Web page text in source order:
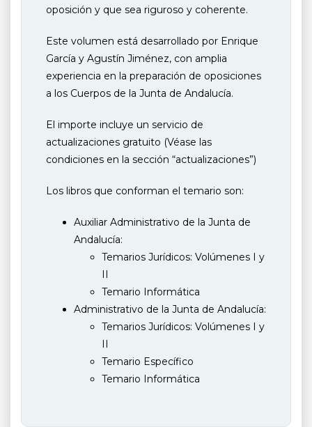
oposición y que sea riguroso y coherente.
Este volumen está desarrollado por Enrique
García y Agustín Jiménez, con amplia
experiencia en la preparación de oposiciones
a los Cuerpos de la Junta de Andalucía.
El importe incluye un servicio de
actualizaciones gratuito (Véase las
condiciones en la sección “actualizaciones”)
Los libros que conforman el temario son:
Auxiliar Administrativo de la Junta de
Andalucía:
Temarios Jurídicos: Volúmenes I y
Temario Informática
Administrativo de la Junta de Andalucía:
Temarios Jurídicos: Volúmenes I y
Temario Específico
Temario Informática